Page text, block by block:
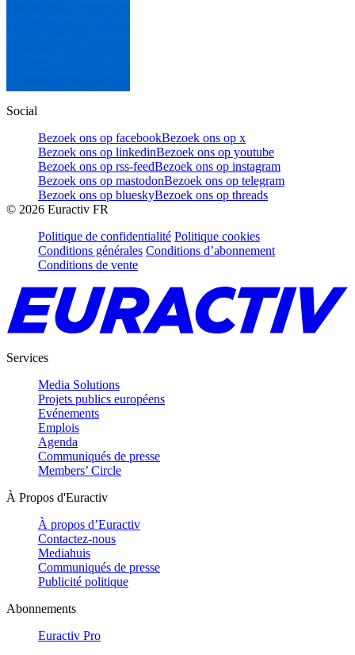
Social
Bezoek ons op facebookBezoek ons op x
Bezoek ons op linkedinBezoek ons op youtube
Bezoek ons op rss-feedBezoek ons op instagram
Bezoek ons op mastodonBezoek ons op telegram
Bezoek ons op blueskyBezoek ons op threads
© 2026 Euractiv FR
Politique de confidentialité Politique cookies
Conditions générales Conditions d’abonnement
Conditions de vente
Services
Media Solutions
Projets publics européens
Evénements
Emplois
Agenda
Communiqués de presse
Members’ Circle
À Propos d'Euractiv
À propos d’Euractiv
Contactez-nous
Mediahuis
Communiqués de presse
Publicité politique
Abonnements
Euractiv Pro